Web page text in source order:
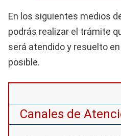
En los siguientes medios
podrás realizar el trámite
será atendido y resuelto
posible.
Canales de